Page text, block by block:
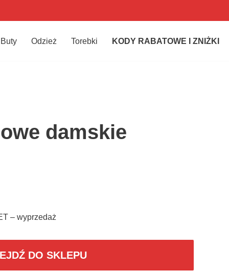
Buty Odzież Torebki KODY RABATOWE I ZNIŻKI
damskie
– wyprzedaż
DO SKLEPU